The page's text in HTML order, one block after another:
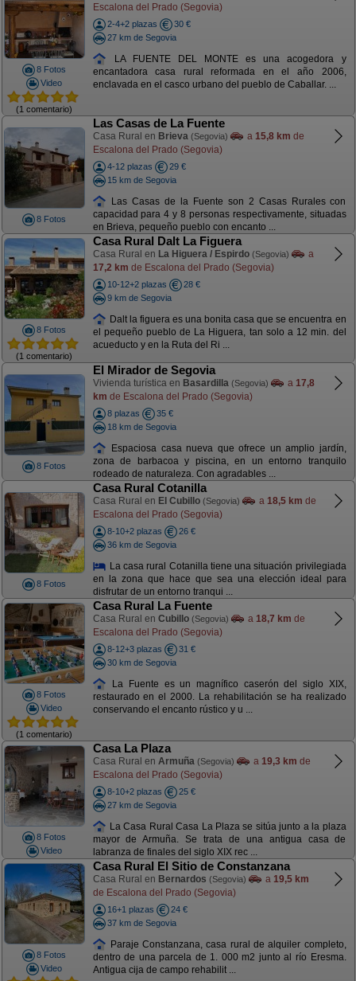
8 Fotos
Video
(1 comentario)
Escalona del Prado (Segovia)
2-4+2 plazas
30 €
27 km de Segovia
LA FUENTE DEL MONTE es una acogedora y
encantadora casa rural reformada en el año 2006,
enclavada en el casco urbano del pueblo de Caballar. ...
8 Fotos
Las Casas de La Fuente
Casa Rural en Brieva (Segovia) a 15,8 km de
Escalona del Prado (Segovia)
4-12 plazas
29 €
15 km de Segovia
Las Casas de la Fuente son 2 Casas Rurales con
capacidad para 4 y 8 personas respectivamente, situadas
en Brieva, pequeño pueblo con encanto ...
8 Fotos
(1 comentario)
Casa Rural Dalt La Figuera
Casa Rural en La Higuera / Espirdo (Segovia)
a
17,2 km de Escalona del Prado (Segovia)
10-12+2 plazas
28 €
9 km de Segovia
Dalt la figuera es una bonita casa que se encuentra en
el pequeño pueblo de La Higuera, tan solo a 12 min. del
acueducto y en la Ruta del Ri ...
8 Fotos
El Mirador de Segovia
Vivienda turística en Basardilla (Segovia) a 17,8
km de Escalona del Prado (Segovia)
8 plazas
35 €
18 km de Segovia
Espaciosa casa nueva que ofrece un amplio jardín,
zona de barbacoa y piscina, en un entorno tranquilo
rodeado de naturaleza. Con agradables ...
8 Fotos
Casa Rural Cotanilla
Casa Rural en El Cubillo (Segovia) a 18,5 km de
Escalona del Prado (Segovia)
8-10+2 plazas
26 €
36 km de Segovia
La casa rural Cotanilla tiene una situación privilegiada
en la zona que hace que sea una elección ideal para
disfrutar de un entorno tranqui ...
8 Fotos
Video
(1 comentario)
Casa Rural La Fuente
Casa Rural en Cubillo (Segovia) a 18,7 km de
Escalona del Prado (Segovia)
8-12+3 plazas
31 €
30 km de Segovia
La Fuente es un magnífico caserón del siglo XIX,
restaurado en el 2000. La rehabilitación se ha realizado
conservando el encanto rústico y u ...
8 Fotos
Video
Casa La Plaza
Casa Rural en Armuña (Segovia) a 19,3 km de
Escalona del Prado (Segovia)
8-10+2 plazas
25 €
27 km de Segovia
La Casa Rural Casa La Plaza se sitúa junto a la plaza
mayor de Armuña. Se trata de una antigua casa de
labranza de finales del siglo XIX rec ...
8 Fotos
Video
Casa Rural El Sitio de Constanzana
Casa Rural en Bernardos (Segovia) a 19,5 km
de Escalona del Prado (Segovia)
16+1 plazas
24 €
37 km de Segovia
Paraje Constanzana, casa rural de alquiler completo,
dentro de una parcela de 1. 000 m2 junto al río Eresma.
Antigua cija de campo rehabilit ...